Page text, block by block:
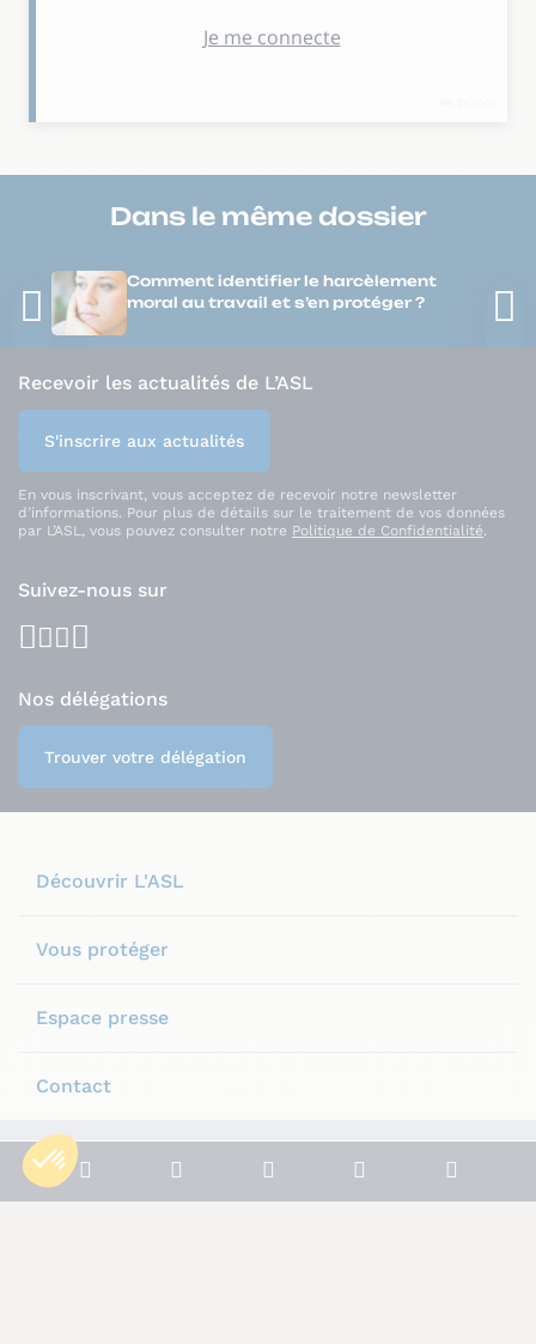
Dans le même dossier
Comment identifier le harcèlement
moral au travail et s’en protéger ?
Recevoir les actualités de L’ASL
S'inscrire aux actualités
En vous inscrivant, vous acceptez de recevoir notre newsletter
d’informations. Pour plus de détails sur le traitement de vos données
par L’ASL, vous pouvez consulter notre Politique de Confidentialité.
Suivez-nous sur
facebook
instagram
linkedin
Nos délégations
Trouver votre délégation
Découvrir L'ASL
Vous protéger
Espace presse
Contact
Plan du site